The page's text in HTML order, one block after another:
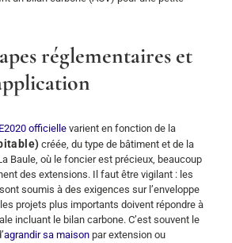
réglementaires et
officiellevarient en fonction de la
créée, du type de bâtiment et de la
Baule, où le foncier est précieux, beaucoup
des extensions. Il faut être vigilant : les
soumis à des exigences sur l’enveloppe
projets plus importants doivent répondre à
incluant le bilan carbone. C’est souvent le
agrandir sa maison par extension ou